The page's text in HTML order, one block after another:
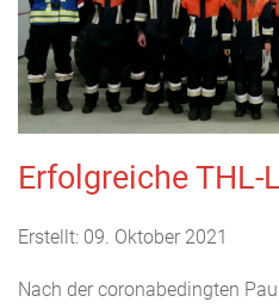
Erfolgreiche
Erstellt: 09. Oktober 2021
Nach der coronabedingten